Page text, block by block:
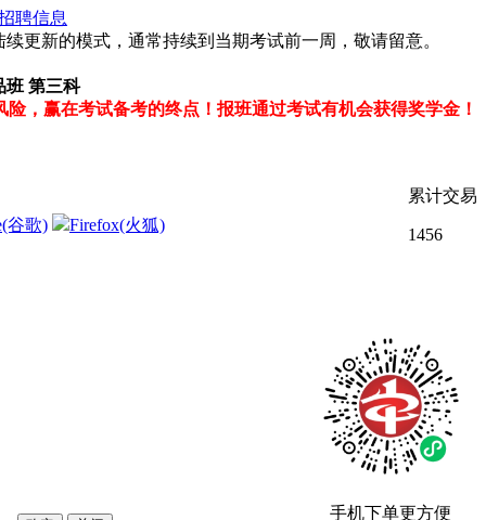
聘信息
更新的模式，通常持续到当期考试前一周，敬请留意。
班 第三科
，赢在考试备考的终点！报班通过考试有机会获得奖学金！
累计交易
1456
谷歌) Firefox(火狐)
手机下单更方便